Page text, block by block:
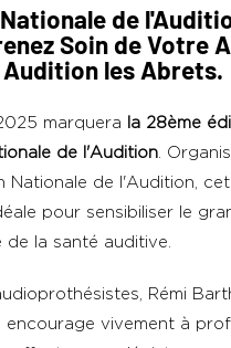
de
Soin de Votre
Audition les Abrets.
marquera
la 28ème
de l'Audition.
Nationale de l'Audition,
pour sensibiliser le
de la santé auditive.
Rémi
encourage vivement à